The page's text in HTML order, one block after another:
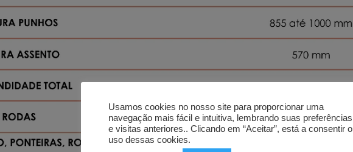
Usamos cookies no nosso site para proporcionar uma
navegação mais fácil e intuitiva, lembrando suas preferências
e visitas anteriores.. Clicando em “Aceitar”, está a consentir o
uso dessas cookies.